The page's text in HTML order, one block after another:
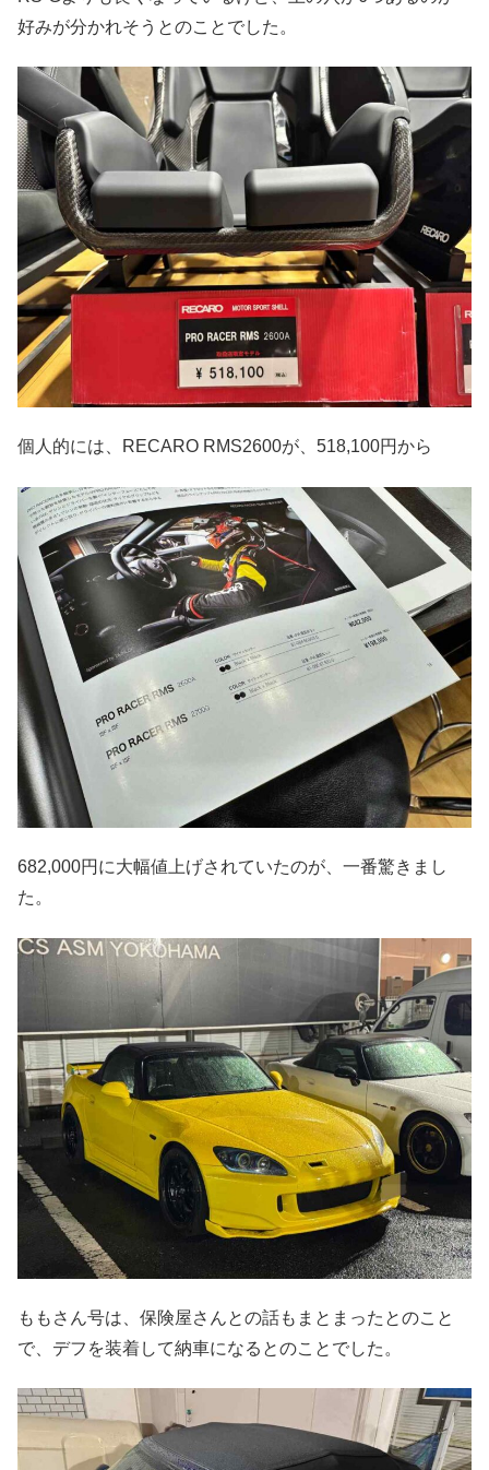
好みが分かれそうとのことでした。
個人的には、RECARO RMS2600が、518,100円から
682,000円に大幅値上げされていたのが、一番驚きまし
た。
ももさん号は、保険屋さんとの話もまとまったとのこと
で、デフを装着して納車になるとのことでした。